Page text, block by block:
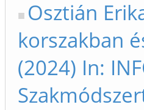
Osztián
korszakban
(2024) In: